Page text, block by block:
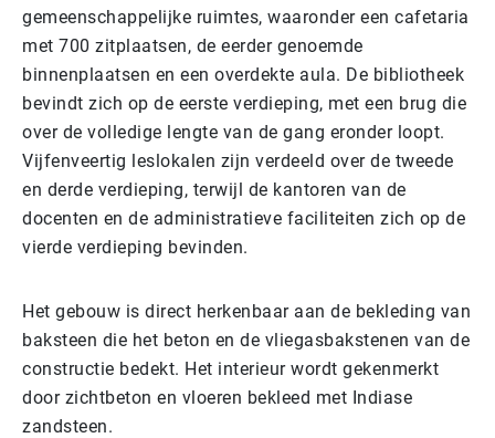
gemeenschappelijke ruimtes, waaronder een cafetaria
met 700 zitplaatsen, de eerder genoemde
binnenplaatsen en een overdekte aula. De bibliotheek
bevindt zich op de eerste verdieping, met een brug die
over de volledige lengte van de gang eronder loopt.
Vijfenveertig leslokalen zijn verdeeld over de tweede
en derde verdieping, terwijl de kantoren van de
docenten en de administratieve faciliteiten zich op de
vierde verdieping bevinden.
Het gebouw is direct herkenbaar aan de bekleding van
baksteen die het beton en de vliegasbakstenen van de
constructie bedekt. Het interieur wordt gekenmerkt
door zichtbeton en vloeren bekleed met Indiase
zandsteen.